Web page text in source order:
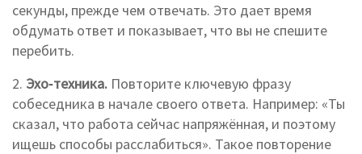
секунды, прежде чем отвечать. Это дает время
обдумать ответ и показывает, что вы не спешите
перебить.
2. Эхо‑техника. Повторите ключевую фразу
собеседника в начале своего ответа. Например: «Ты
сказал, что работа сейчас напряжённая, и поэтому
ищешь способы расслабиться». Такое повторение